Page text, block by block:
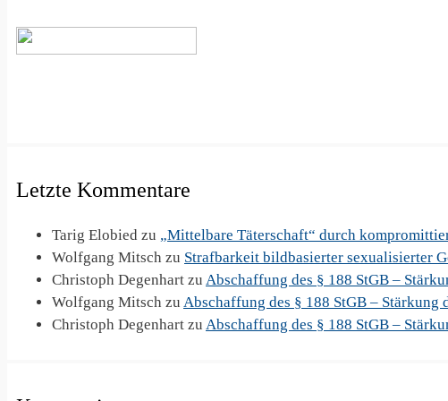
Letzte Kommentare
Tarig Elobied zu „Mittelbare Täterschaft“ durch
Wolfgang Mitsch zu Strafbarkeit bildbasierter sexualisierter
Christoph Degenhart zu Abschaffung des § 188 StGB –
Wolfgang Mitsch zu Abschaffung des § 188 StGB –
Christoph Degenhart zu Abschaffung des § 188 StGB –